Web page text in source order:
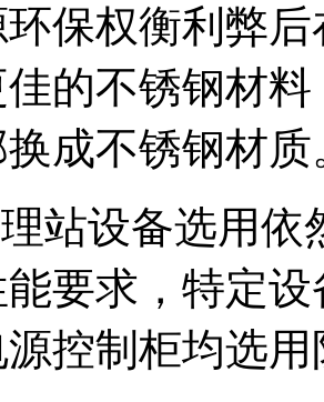
保权衡利弊
的不锈钢材
成不锈钢材质
站设备选用依
要求，特定
控制柜均选